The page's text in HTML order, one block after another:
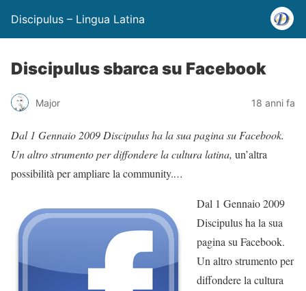
Discipulus – Lingua Latina
Discipulus sbarca su Facebook
Major 18 anni fa
Dal 1 Gennaio 2009 Discipulus ha la sua pagina su Facebook.
Un altro strumento per diffondere la cultura latina, un’altra
possibilità per ampliare la community.…
Dal 1 Gennaio 2009
Discipulus ha la sua
pagina su Facebook.
Un altro strumento per
diffondere la cultura